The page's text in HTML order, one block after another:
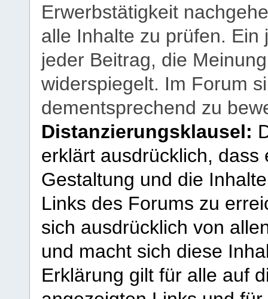
Erwerbstätigkeit
alle Inhalte zu prüfen.
jeder Beitrag, die
widerspiegelt. Im Forum
dementsprechend zu
Distanzierungsklausel:
erklärt ausdrücklich,
Gestaltung und die
Links des Forums zu
sich ausdrücklich von
und macht sich diese
Erklärung gilt für alle auf